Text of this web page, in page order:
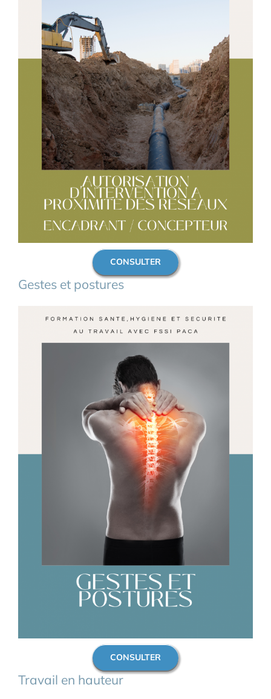
CONSULTER
Gestes et postures
CONSULTER
Travail en hauteur